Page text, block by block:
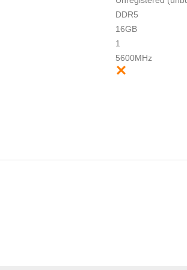
DDR5
16GB
1
5600MHz